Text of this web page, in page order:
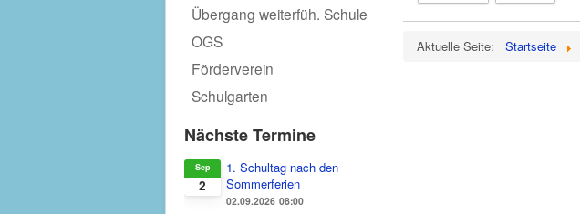
Übergang weiterfüh. Schule
OGS
Förderverein
Schulgarten
Nächste Termine
2
Sep
1. Schultag nach den
Sommerferien
02.09.2026 08:00
Aktuelle Seite: Startseite